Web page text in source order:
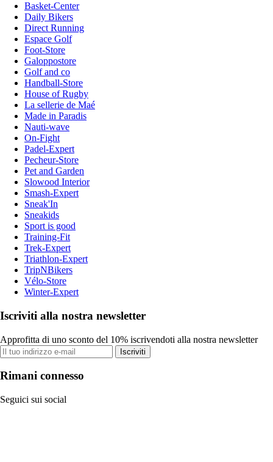
Basket-Center
Daily Bikers
Direct Running
Espace Golf
Foot-Store
Galoppostore
Golf and co
Handball-Store
House of Rugby
La sellerie de Maé
Made in Paradis
Nauti-wave
On-Fight
Padel-Expert
Pecheur-Store
Pet and Garden
Slowood Interior
Smash-Expert
Sneak'In
Sneakids
Sport is good
Training-Fit
Trek-Expert
Triathlon-Expert
TripNBikers
Vélo-Store
Winter-Expert
Iscriviti alla nostra newsletter
Approfitta di uno sconto del 10% iscrivendoti alla nostra newsletter
Iscriviti
Rimani connesso
Seguici sui social